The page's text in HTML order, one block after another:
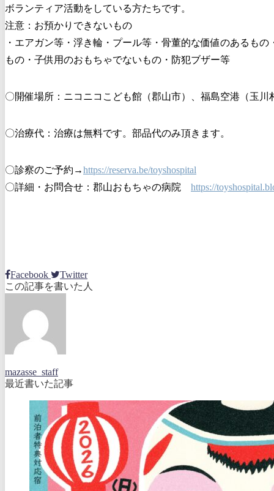
ボランティア活動をしている方たちです。
注意：お預かりできないもの
・エアガン等・浮き輪・プール等・骨董的な価値のあるも
もの・子供用のおもちゃでないもの・防犯ブザー等
〇開催場所：ニコニコこども館（郡山市）、福島空港（玉川
〇治療代：治療は無料です。部品代のみ頂きます。
〇診察のご予約→https://reserva.be/toyshospital
〇詳細・お問合せ：郡山おもちゃの病院 https://
Facebook
Twitter
この記事を書いた人
mazasse_staff
最近書いた記事